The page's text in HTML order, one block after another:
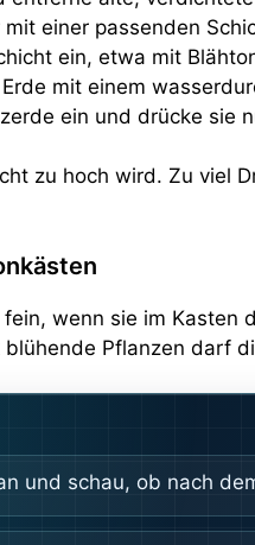
einer passenden
ein, etwa mit
mit einem
ein und drücke sie
zu hoch wird. Zu viel
wenn sie im
Pflanzen darf
und schau, ob nach